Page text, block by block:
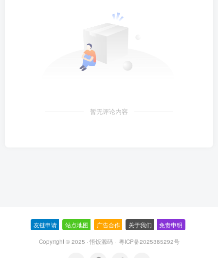
暂无评论内容
友链申请 站点地图 广告合作 关于我们 免责申明
Copyright © 2025 · 悟饭源码· 粤ICP备2025385292号